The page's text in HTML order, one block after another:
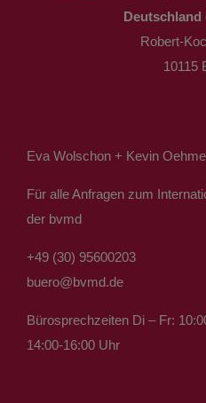
Deutschland
Robert-
10115
Eva Wolschon + Kevin Oehme
Für alle Anfragen zum
der bvmd
+49 (30) 95600203
buero@bvmd.de
Bürosprechzeiten Di – Fr:
14:00-16:00 Uhr